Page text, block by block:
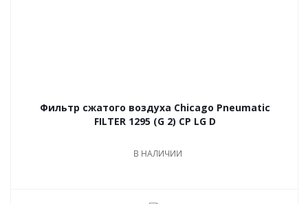
Фильтр сжатого воздуха Chicago Pneumatic
FILTER 1295 (G 2) CP LG D
В НАЛИЧИИ